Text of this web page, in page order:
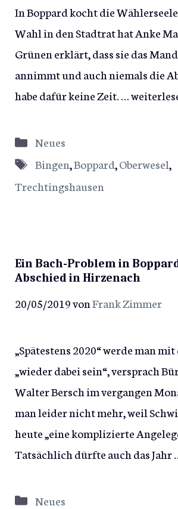
In Boppard kocht die
Wahl in den Stadtrat hat Anke
Grünen erklärt, dass sie das
annimmt und auch niemals die
habe dafür keine Zeit. …
Kategorien
Neues
Schlagwörter
Bingen,Boppard,Oberwesel,
Trechtingshausen
Ein Bach-Problem in
Abschied in Hirzenach
20/05/2019vonFrank Zimmer
„Spätestens 2020“ werde man
„wieder dabei sein“, versprach
Walter Bersch im vergangen
man leider nicht mehr, weil
heute „eine komplizierte
Tatsächlich dürfte auch das Jahr
Kategorien
Neues